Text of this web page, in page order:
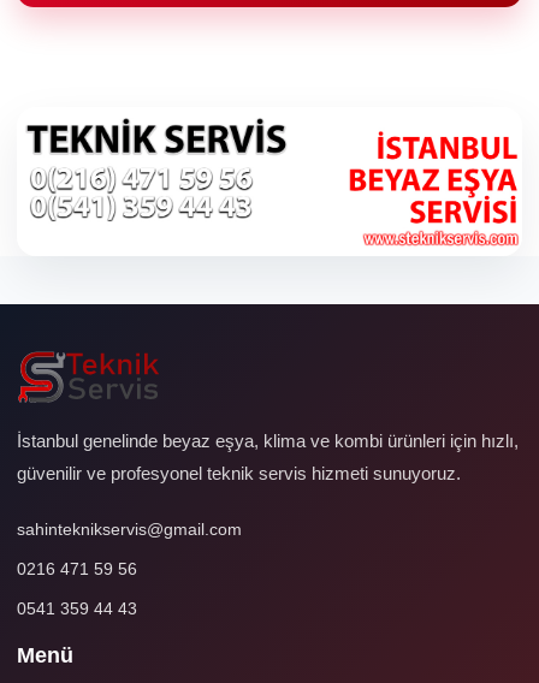
İstanbul genelinde beyaz eşya, klima ve kombi ürünleri için hızlı,
güvenilir ve profesyonel teknik servis hizmeti sunuyoruz.
sahinteknikservis@gmail.com
0216 471 59 56
0541 359 44 43
Menü